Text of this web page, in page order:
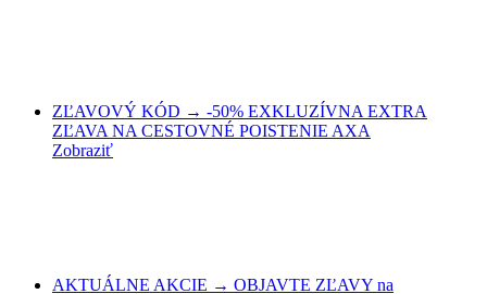
ZĽAVOVÝ KÓD → -50% EXKLUZÍVNA EXTRA
ZĽAVA NA CESTOVNÉ POISTENIE AXA
Zobraziť
AKTUÁLNE AKCIE → OBJAVTE ZĽAVY na